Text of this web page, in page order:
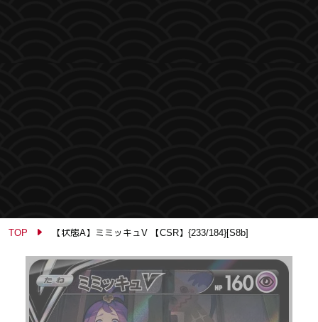
TOP 【状態A】ミミッキュV 【CSR】{233/184}[S8b]